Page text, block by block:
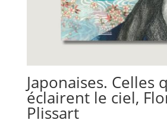
Japonaises. Celles
éclairent le ciel,
Plissart